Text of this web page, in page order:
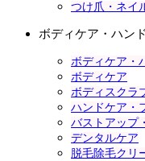
つけ爪・ネイ
ボディケア・ハン
ボディケア・
ボディケア
ボディスクラ
ハンドケア・
バストアップ
デンタルケア
脱毛除毛クリ